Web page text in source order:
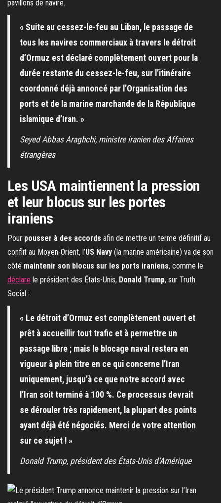
pavillons de navire.
« Suite au cessez-le-feu au Liban, le passage de
tous les navires commerciaux à travers le détroit
d’Ormuz est déclaré complètement ouvert pour la
durée restante du cessez-le-feu, sur l’itinéraire
coordonné déjà annoncé par l’Organisation des
ports et de la marine marchande de la République
islamique d’Iran. »
Seyed Abbas Araghchi, ministre iranien des Affaires
étrangères
Les USA maintiennent la pression
et leur blocus sur les portes
iraniens
Pour pousser à des accords afin de mettre un terme définitif au
conflit au Moyen-Orient, l’US Navy (la marine américaine) va de son
côté maintenir son blocus sur les ports iraniens, comme le
déclare le président des États-Unis, Donald Trump, sur Truth
Social :
« Le détroit d’Ormuz est complètement ouvert et
prêt à accueillir tout trafic et à permettre un
passage libre ; mais le blocage naval restera en
vigueur à plein titre en ce qui concerne l’Iran
uniquement, jusqu’à ce que notre accord avec
l’Iran soit terminé à 100 %. Ce processus devrait
se dérouler très rapidement, la plupart des points
ayant déjà été négociés. Merci de votre attention
sur ce sujet ! »
Donald Trump, président des États-Unis d’Amérique